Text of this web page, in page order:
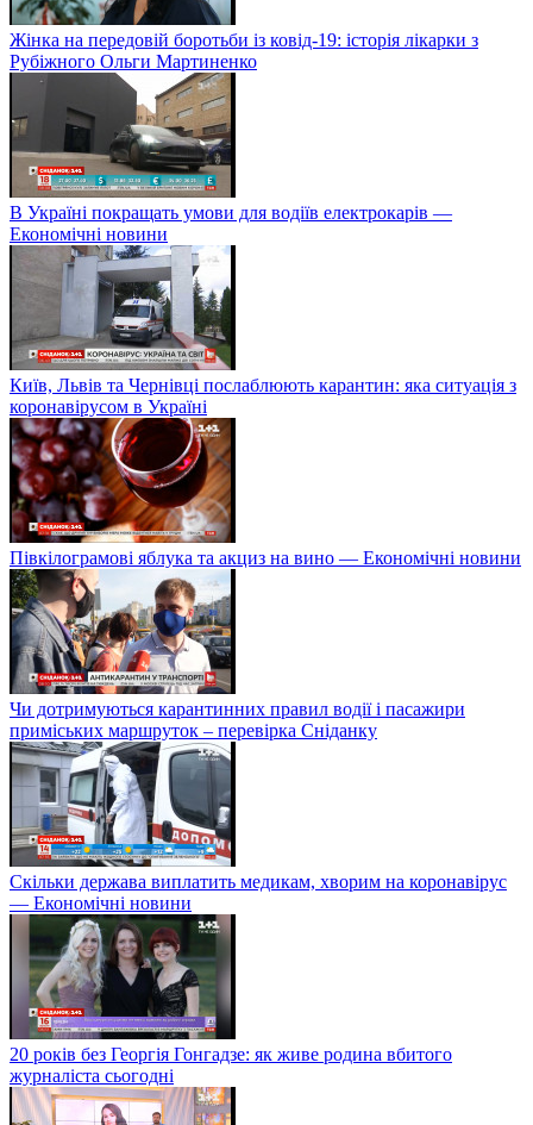
Жінка на передовій боротьби із ковід-19: історія лікарки з
Рубіжного Ольги Мартиненко
В Україні покращать умови для водіїв електрокарів —
Економічні новини
Київ, Львів та Чернівці послаблюють карантин: яка ситуація з
коронавірусом в Україні
Півкілограмові яблука та акциз на вино — Економічні новини
Чи дотримуються карантинних правил водії і пасажири
приміських маршруток – перевірка Сніданку
Скільки держава виплатить медикам, хворим на коронавірус
— Економічні новини
20 років без Георгія Гонгадзе: як живе родина вбитого
журналіста сьогодні